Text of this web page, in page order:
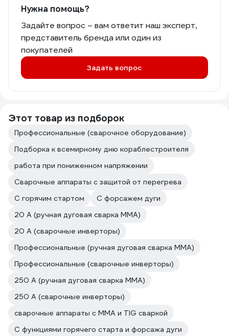
Нужна помощь?
Задайте вопрос – вам ответит наш эксперт,
представитель бренда или один из
покупателей
Задать вопрос
Этот товар из подборок
Профессиональные (сварочное оборудование)
Подборка к всемирному дню кораблестроителя
работа при пониженном напряжении
Сварочные аппараты с защитой от перегрева
С горячим стартом
С форсажем дуги
20 А (ручная дуговая сварка MMA)
20 А (сварочные инверторы)
Профессиональные (ручная дуговая сварка MMA)
Профессиональные (сварочные инверторы)
250 А (ручная дуговая сварка MMA)
250 А (сварочные инверторы)
сварочные аппараты с MMA и TIG сваркой
С функциями горячего старта и форсажа дуги